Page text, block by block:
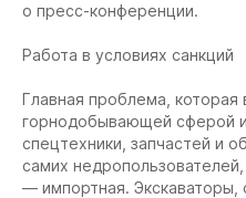
о пресс-конференции.
Работа в условиях санкций
Главная проблема, которая
горнодобывающей сферой
спецтехники, запчастей и
самих
— импортная. Экскаваторы,